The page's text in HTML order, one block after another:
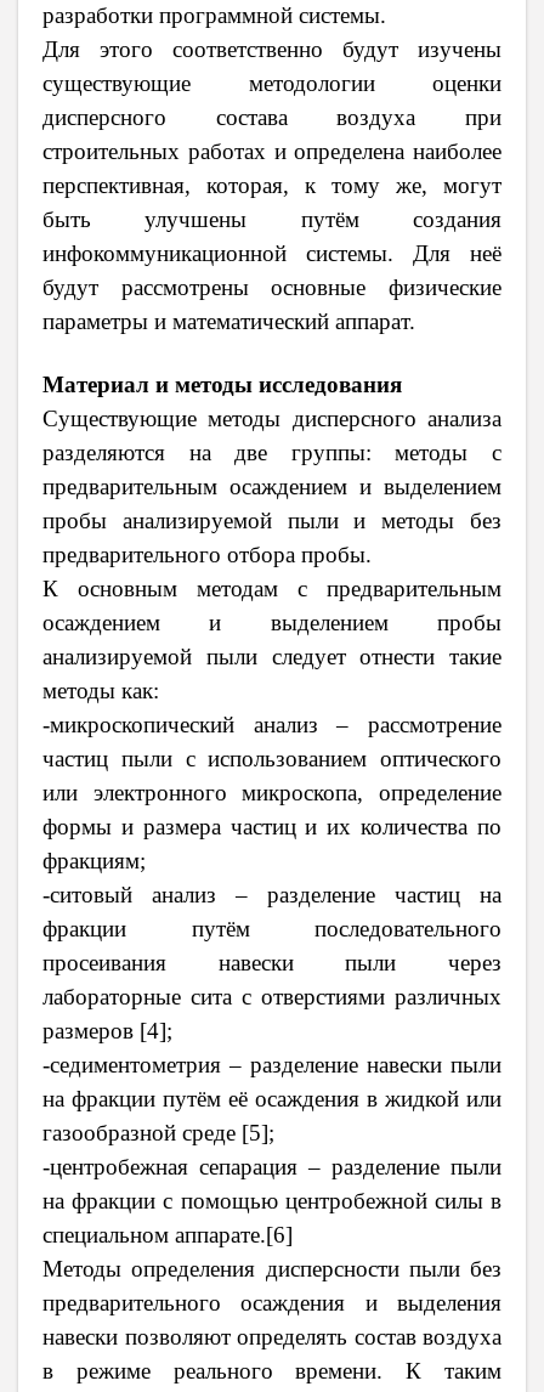
разработки программной системы.
Для этого соответственно будут изучены
существующие методологии оценки
дисперсного состава воздуха при
строительных работах и определена наиболее
перспективная, которая, к тому же, могут
быть улучшены путём создания
инфокоммуникационной системы. Для неё
будут рассмотрены основные физические
параметры и математический аппарат.
Материал и методы исследования
Существующие методы дисперсного анализа
разделяются на две группы: методы с
предварительным осаждением и выделением
пробы анализируемой пыли и методы без
предварительного отбора пробы.
К основным методам с предварительным
осаждением и выделением пробы
анализируемой пыли следует отнести такие
методы как:
-микроскопический анализ – рассмотрение
частиц пыли с использованием оптического
или электронного микроскопа, определение
формы и размера частиц и их количества по
фракциям;
-ситовый анализ – разделение частиц на
фракции путём последовательного
просеивания навески пыли через
лабораторные сита с отверстиями различных
размеров [4];
-седиментометрия – разделение навески пыли
на фракции путём её осаждения в жидкой или
газообразной среде [5];
-центробежная сепарация – разделение пыли
на фракции с помощью центробежной силы в
специальном аппарате.[6]
Методы определения дисперсности пыли без
предварительного осаждения и выделения
навески позволяют определять состав воздуха
в режиме реального времени. К таким